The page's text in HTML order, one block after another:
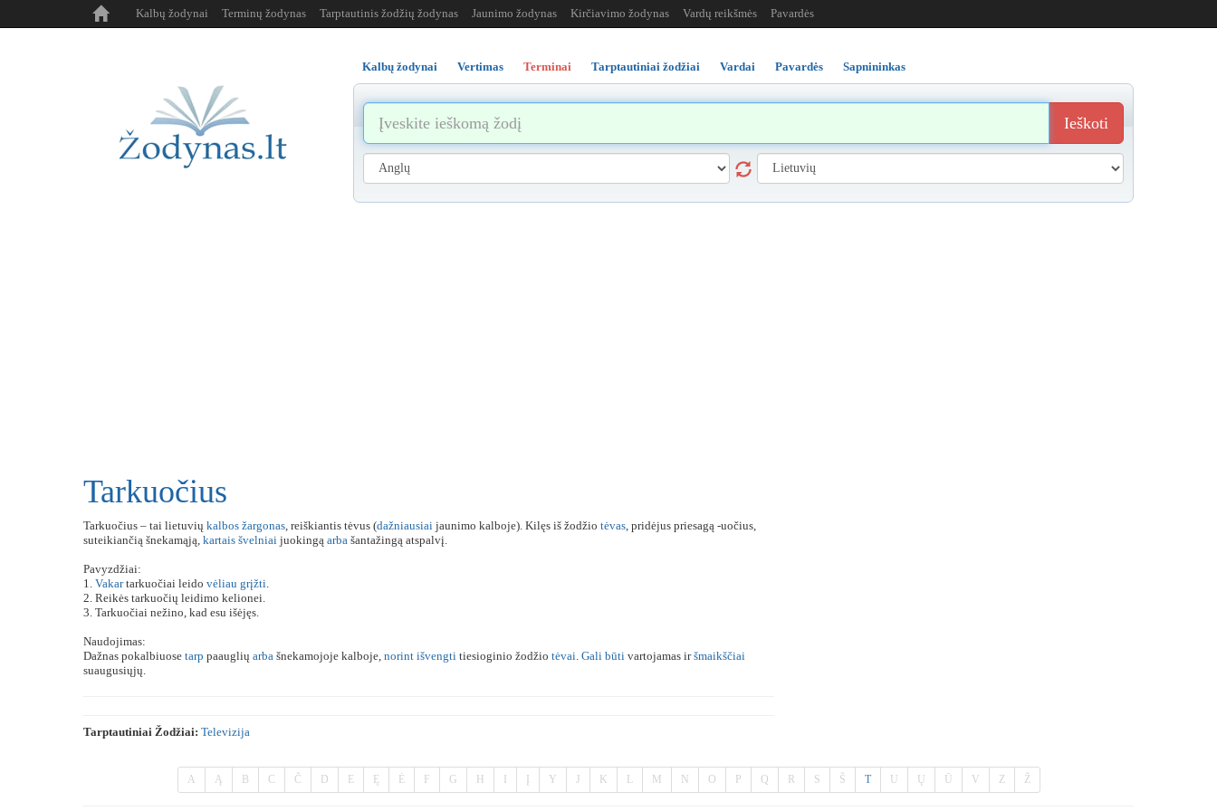
Kalbų žodynai Terminų žodynas Tarptautinis žodžių žodynas Jaunimo žodynas Kirčiavimo žodynas Vardų reikšmės Pavardės
Kalbų žodynai Vertimas Terminai Tarptautiniai žodžiai Vardai Pavardės Sapnininkas
Ieškoti
Tarkuočius
Tarkuočius – tai lietuvių kalbos žargonas, reiškiantis tėvus (dažniausiai jaunimo kalboje). Kilęs iš žodžio tėvas, pridėjus priesagą -uočius,
suteikiančią šnekamąją, kartais švelniai juokingą arba šantažingą atspalvį.
Pavyzdžiai:
1. Vakartarkuočiai leido vėliau grįžti.
2. Reikės tarkuočių leidimo kelionei.
3. Tarkuočiai nežino, kad esu išėjęs.
Naudojimas:
Dažnas pokalbiuose tarp paauglių arba šnekamojoje kalboje, norint išvengti tiesioginio žodžio tėvai. Gali būti vartojamas iršmaikščiai
suaugusiųjų.
Tarptautiniai Žodžiai: Televizija
A Ą B C Č D E Ę Ė F G H Y J K L M N O P Q R S Š T U Ų Ū V Z Ž